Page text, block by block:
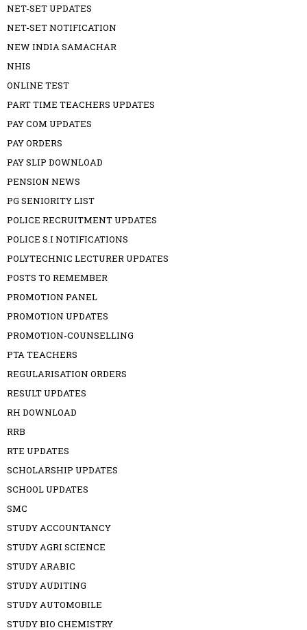
NET-SET UPDATES
NET-SET NOTIFICATION
NEW INDIA SAMACHAR
NHIS
ONLINE TEST
PART TIME TEACHERS UPDATES
PAY COM UPDATES
PAY ORDERS
PAY SLIP DOWNLOAD
PENSION NEWS
PG SENIORITY LIST
POLICE RECRUITMENT UPDATES
POLICE S.I NOTIFICATIONS
POLYTECHNIC LECTURER UPDATES
POSTS TO REMEMBER
PROMOTION PANEL
PROMOTION UPDATES
PROMOTION-COUNSELLING
PTA TEACHERS
REGULARISATION ORDERS
RESULT UPDATES
RH DOWNLOAD
RRB
RTE UPDATES
SCHOLARSHIP UPDATES
SCHOOL UPDATES
SMC
STUDY ACCOUNTANCY
STUDY AGRI SCIENCE
STUDY ARABIC
STUDY AUDITING
STUDY AUTOMOBILE
STUDY BIO CHEMISTRY